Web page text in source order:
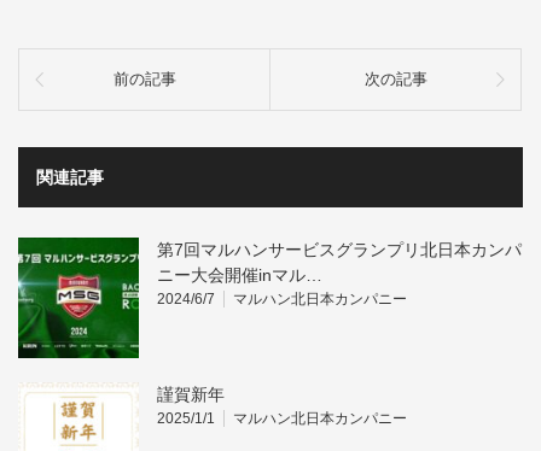
前の記事 次の記事
関連記事
第7回マルハンサービスグランプリ北日本カンパ
ニー大会開催inマル…
2024/6/7 マルハン北日本カンパニー
謹賀新年
2025/1/1 マルハン北日本カンパニー